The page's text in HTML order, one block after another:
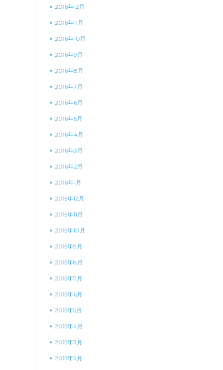
2016年12月
2016年11月
2016年10月
2016年9月
2016年8月
2016年7月
2016年6月
2016年5月
2016年4月
2016年3月
2016年2月
2016年1月
2015年12月
2015年11月
2015年10月
2015年9月
2015年8月
2015年7月
2015年6月
2015年5月
2015年4月
2015年3月
2015年2月